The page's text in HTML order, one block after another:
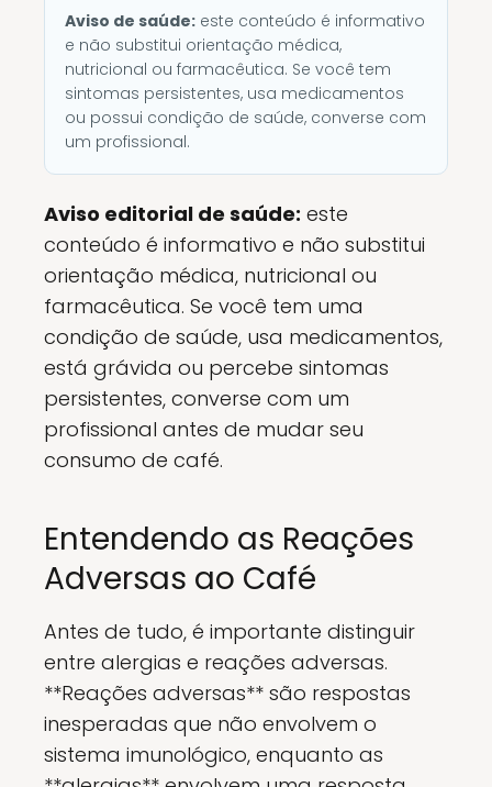
Aviso de saúde: este conteúdo é informativo
e não substitui orientação médica,
nutricional ou farmacêutica. Se você tem
sintomas persistentes, usa medicamentos
ou possui condição de saúde, converse com
um profissional.
Aviso editorial de saúde: este
conteúdo é informativo e não substitui
orientação médica, nutricional ou
farmacêutica. Se você tem uma
condição de saúde, usa medicamentos,
está grávida ou percebe sintomas
persistentes, converse com um
profissional antes de mudar seu
consumo de café.
Entendendo as Reações
Adversas ao Café
Antes de tudo, é importante distinguir
entre alergias e reações adversas.
**Reações adversas** são respostas
inesperadas que não envolvem o
sistema imunológico, enquanto as